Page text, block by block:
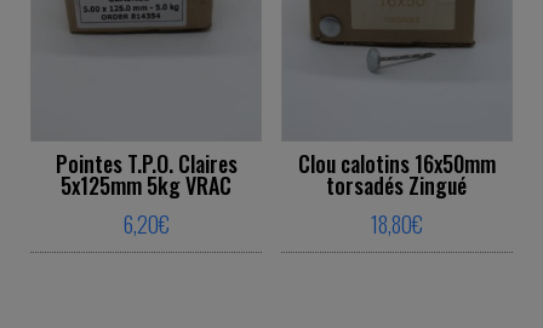
Pointes T.P.O. Claires
5x125mm 5kg VRAC
6,20€
Clou calotins 16x50mm
torsadés Zingué
18,80€